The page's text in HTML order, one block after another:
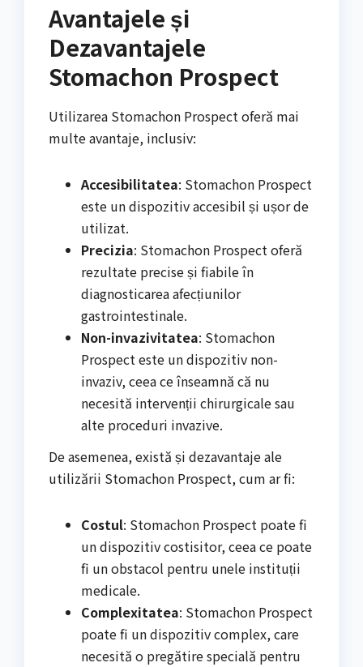
Avantajele și
Dezavantajele
Stomachon Prospect
Utilizarea Stomachon Prospect oferă mai
multe avantaje, inclusiv:
Accesibilitatea: Stomachon Prospect
este un dispozitiv accesibil și ușor de
utilizat.
Precizia: Stomachon Prospect oferă
rezultate precise și fiabile în
diagnosticarea afecțiunilor
gastrointestinale.
Non-invazivitatea: Stomachon
Prospect este un dispozitiv non-
invaziv, ceea ce înseamnă că nu
necesită intervenții chirurgicale sau
alte proceduri invazive.
De asemenea, există și dezavantaje ale
utilizării Stomachon Prospect, cum ar fi:
Costul: Stomachon Prospect poate fi
un dispozitiv costisitor, ceea ce poate
fi un obstacol pentru unele instituții
medicale.
Complexitatea: Stomachon Prospect
poate fi un dispozitiv complex, care
necesită o pregătire specială pentru